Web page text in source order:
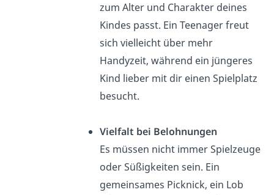
zum Alter und Charakter deines
Kindes passt. Ein Teenager freut
sich vielleicht über mehr
Handyzeit, während ein jüngeres
Kind lieber mit dir einen Spielplatz
besucht.
Vielfalt bei Belohnungen
Es müssen nicht immer Spielzeuge
oder Süßigkeiten sein. Ein
gemeinsames Picknick, ein Lob